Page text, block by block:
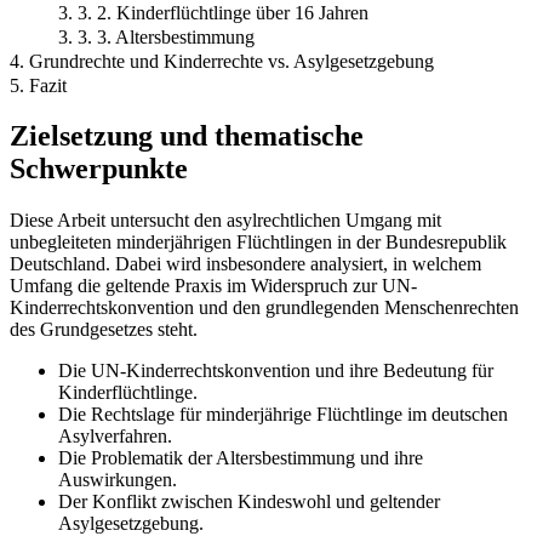
3. 3. 2. Kinderflüchtlinge über 16 Jahren
3. 3. 3. Altersbestimmung
4. Grundrechte und Kinderrechte vs. Asylgesetzgebung
5. Fazit
Zielsetzung und thematische
Schwerpunkte
Diese Arbeit untersucht den asylrechtlichen Umgang mit
unbegleiteten minderjährigen Flüchtlingen in der Bundesrepublik
Deutschland. Dabei wird insbesondere analysiert, in welchem
Umfang die geltende Praxis im Widerspruch zur UN-
Kinderrechtskonvention und den grundlegenden Menschenrechten
des Grundgesetzes steht.
Die UN-Kinderrechtskonvention und ihre Bedeutung für
Kinderflüchtlinge.
Die Rechtslage für minderjährige Flüchtlinge im deutschen
Asylverfahren.
Die Problematik der Altersbestimmung und ihre
Auswirkungen.
Der Konflikt zwischen Kindeswohl und geltender
Asylgesetzgebung.